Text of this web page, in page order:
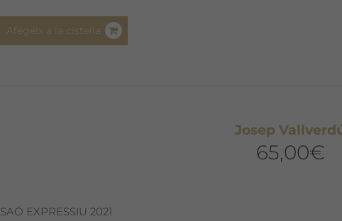
Afegeix a la cistella
Josep
65,00€
SAÓ EXPRESSIU 2021